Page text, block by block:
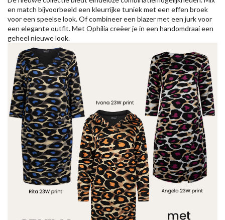
en match bijvoorbeeld een kleurrijke tuniek met een effen broek
voor een speelse look. Of combineer een blazer met een jurk voor
een elegante outfit. Met Ophilia creëer je in een handomdraai een
geheel nieuwe look.